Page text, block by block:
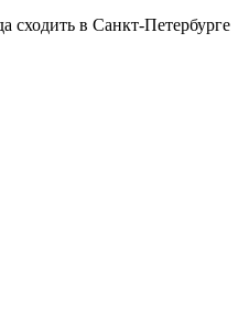
в Санкт-Петербурге